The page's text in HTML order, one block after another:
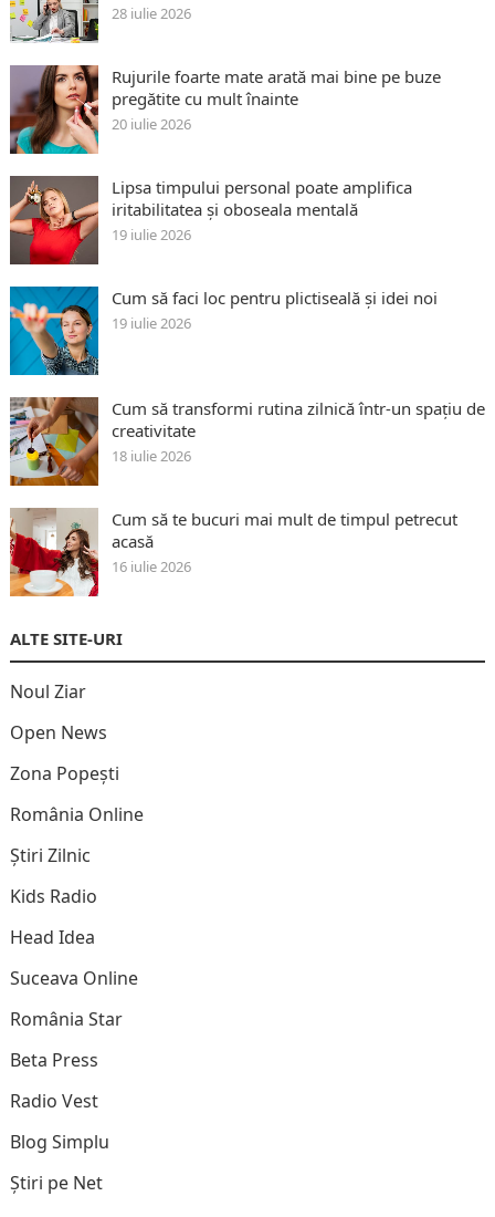
28 iulie 2026
Rujurile foarte mate arată mai bine pe buze
pregătite cu mult înainte
20 iulie 2026
Lipsa timpului personal poate amplifica
iritabilitatea și oboseala mentală
19 iulie 2026
Cum să faci loc pentru plictiseală și idei noi
19 iulie 2026
Cum să transformi rutina zilnică într-un spațiu de
creativitate
18 iulie 2026
Cum să te bucuri mai mult de timpul petrecut
acasă
16 iulie 2026
ALTE SITE-URI
Noul Ziar
Open News
Zona Popești
România Online
Știri Zilnic
Kids Radio
Head Idea
Suceava Online
România Star
Beta Press
Radio Vest
Blog Simplu
Știri pe Net